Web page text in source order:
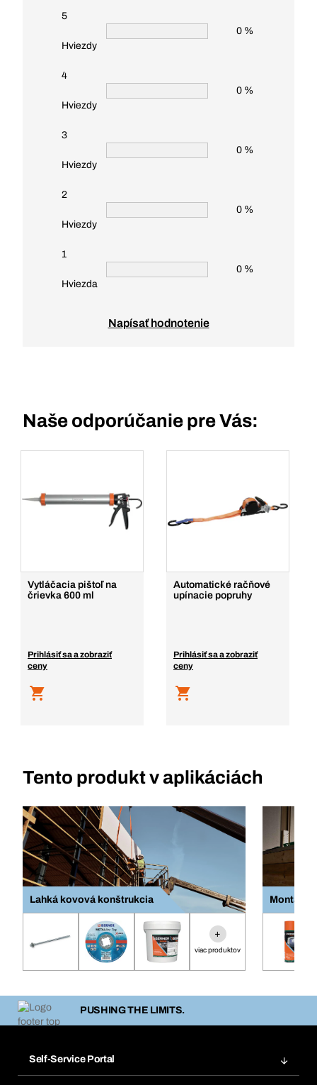
5
Hviezdy
0 %
4
Hviezdy
0 %
3
Hviezdy
0 %
2
Hviezdy
0 %
1
Hviezda
0 %
Napísať hodnotenie
Naše odporúčanie pre Vás:
Vytláčacia pištoľ na
črievka 600 ml
Prihlásiť sa a zobraziť
ceny
Automatické račňové
upínacie popruhy
Prihlásiť sa a zobraziť
ceny
Tento produkt v aplikáciách
Lahká kovová konštrukcia
+
viac produktov
Montáž
PUSHING THE LIMITS.
Self-Service Portal